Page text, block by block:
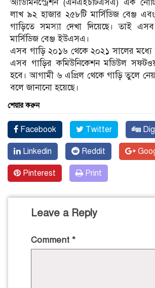
অ্যাডমিনস্ট্রেশন (এনএইচটিএসএ) এক
লাখ ৯২ হাজার ২৫৮টি মার্সিডিজ বেঞ্জ
গাড়িতে সমস্যা দেখা দিয়েছে। তাই
মার্সিডিজ বেঞ্জ ইউএসএ।
এসব গাড়ি ২০১৬ থেকে ২০২১ সালের মধ্যে
এসব গাড়ির কমিউনিকেশন মডিউল
হবে। আগামী ৬ এপ্রিল থেকে গাড়ি তুলে
বলে জানানো হয়েছে।
শেয়ার করুন
Facebook Twitter
Linkedin Reddit
Pinterest Print
Leave a Reply
Comment *